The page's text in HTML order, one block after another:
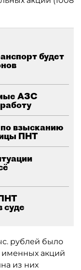
будет
АЗС
взысканию
ПНТ
суде
рублей было
акций
из них